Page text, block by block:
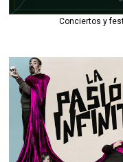
Conciertos y